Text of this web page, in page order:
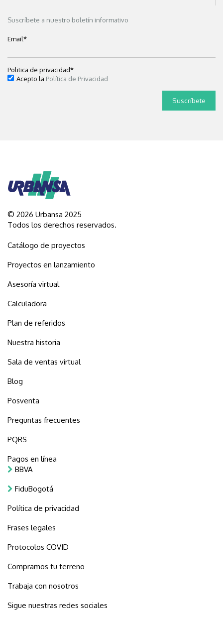
Suscríbete a nuestro boletín informativo
Email*
Politica de privacidad*
Acepto la Política de Privacidad
© 2026 Urbansa 2025
Todos los derechos reservados.
Catálogo de proyectos
Proyectos en lanzamiento
Asesoría virtual
Calculadora
Plan de referidos
Nuestra historia
Sala de ventas virtual
Blog
Posventa
Preguntas frecuentes
PQRS
Pagos en línea
BBVA
FiduBogotá
Política de privacidad
Frases legales
Protocolos COVID
Compramos tu terreno
Trabaja con nosotros
Sigue nuestras redes sociales